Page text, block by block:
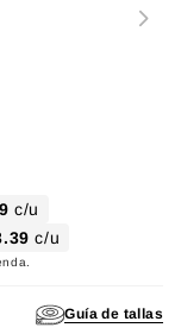
c/u
c/u
Guía de tallas